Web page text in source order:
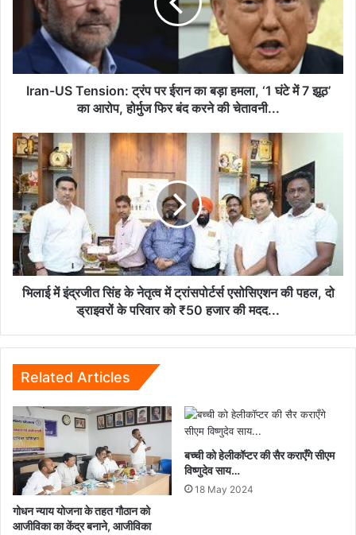
बड़ा
हमला,
7
झूठ’
का
आरोप,
होर्मुज
फिर
बंद
करने
की
चेतावनी...
Iran-US Tension: ट्रंप पर ईरान का बड़ा हमला, ‘1 घंटे में 7 झूठ’
का आरोप, होर्मुज फिर बंद करने की चेतावनी...
भिलाई
में
इंद्रजीत
सिंह
के
नेतृत्व
में
ट्रांसपोर्टर्स
एसोसिएशन
की
ड्राइवरों
परिवार
को
₹50
हजार
की
मदद...
भिलाई में इंद्रजीत सिंह के नेतृत्व में ट्रांसपोर्टर्स एसोसिएशन की पहल, दो
ड्राइवरों के परिवार को ₹50 हजार की मदद...
Related Articles
गोधन न्याय योजना के तहत गौठान को
आजीविका का केंद्र बनाने, आजीविका
बच्ची को हेलीकॉप्टर की सैर कराएँगे सीएम
विष्णुदेव साय…
18 May 2024